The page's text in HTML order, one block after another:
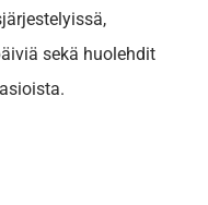
sekä huolehdit